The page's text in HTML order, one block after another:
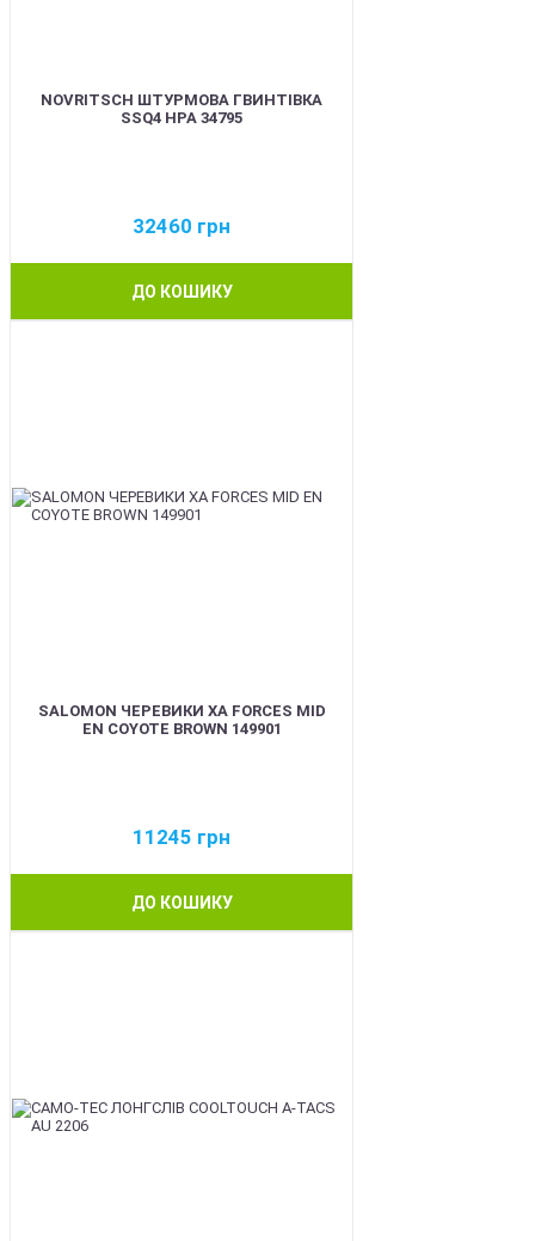
NOVRITSCH ШТУРМОВА ГВИНТІВКА
SSQ4 HPA 34795
32460 грн
ДО КОШИКУ
SALOMON ЧЕРЕВИКИ XA FORCES MID
EN COYOTE BROWN 149901
11245 грн
ДО КОШИКУ